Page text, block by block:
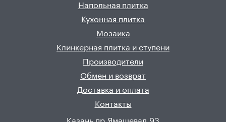
Напольная плитка
Кухонная плитка
Мозаика
Клинкерная плитка и ступени
Производители
Обмен и возврат
Доставка и оплата
Контакты